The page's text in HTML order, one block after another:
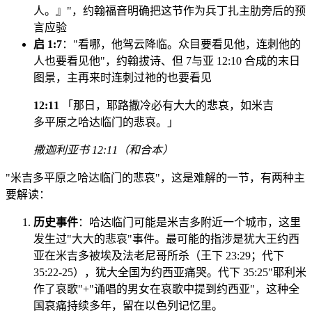
人。』"，约翰福音明确把这节作为兵丁扎主肋旁后的预
言应验
启 1:7："看哪，他驾云降临。众目要看见他，连刺他的
人也要看见他"，约翰拔诗、但 7与亚 12:10 合成的末日
图景，主再来时连刺过祂的也要看见
12:11 「那日，耶路撒冷必有大大的悲哀，如米吉
多平原之哈达临门的悲哀。」
撒迦利亚书 12:11（和合本）
"米吉多平原之哈达临门的悲哀"，这是难解的一节，有两种主
要解读：
历史事件：哈达临门可能是米吉多附近一个城市，这里
发生过"大大的悲哀"事件。最可能的指涉是犹大王约西
亚在米吉多被埃及法老尼哥所杀（王下 23:29；代下
35:22-25），犹大全国为约西亚痛哭。代下 35:25"耶利米
作了哀歌"+"诵唱的男女在哀歌中提到约西亚"，这种全
国哀痛持续多年，留在以色列记忆里。